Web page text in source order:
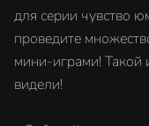
для серии чувство
проведите
мини-играми!
видели!